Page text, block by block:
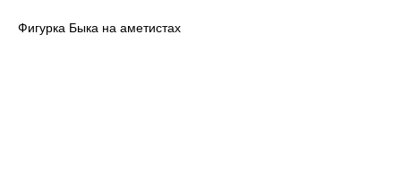
Фигурка Быка на аметистах